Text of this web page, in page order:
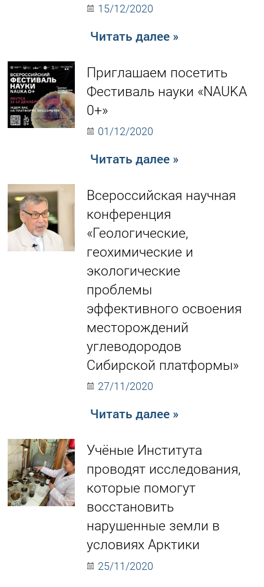
15/12/2020
Читать далее »
Приглашаем посетить
Фестиваль науки «NAUKA
0+»
01/12/2020
Читать далее »
Всероссийская научная
конференция
«Геологические,
геохимические и
экологические
проблемы
эффективного освоения
месторождений
углеводородов
Сибирской платформы»
27/11/2020
Читать далее »
Учёные Института
проводят исследования,
которые помогут
восстановить
нарушенные земли в
условиях Арктики
25/11/2020